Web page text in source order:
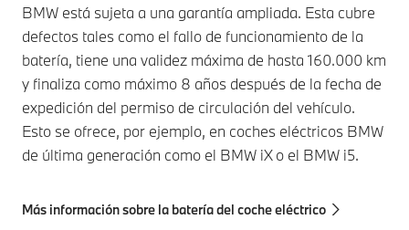
BMW está sujeta a una garantía ampliada. Esta cubre
defectos tales como el fallo de funcionamiento de la
batería, tiene una validez máxima de hasta 160.000 km
y finaliza como máximo 8 años después de la fecha de
expedición del permiso de circulación del vehículo.
Esto se ofrece, por ejemplo, en coches eléctricos BMW
de última generación como el BMW iX o el BMW i5.
Más información sobre la batería del coche eléctrico